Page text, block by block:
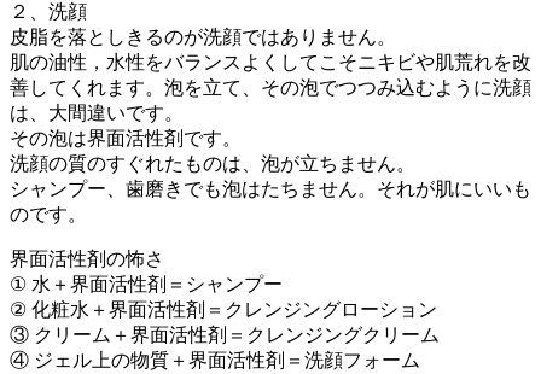
２、洗顔
皮脂を落としきるのが洗顔ではありません。
肌の油性，水性をバランスよくしてこそニキビや肌荒れを改
善してくれます。泡を立て、その泡でつつみ込むように洗顔
は、大間違いです。
その泡は界面活性剤です。
洗顔の質のすぐれたものは、泡が立ちません。
シャンプー、歯磨きでも泡はたちません。それが肌にいいも
のです。
界面活性剤の怖さ
① 水＋界面活性剤＝シャンプー
② 化粧水＋界面活性剤＝クレンジングローション
③ クリーム＋界面活性剤＝クレンジングクリーム
④ ジェル上の物質＋界面活性剤＝洗顔フォーム